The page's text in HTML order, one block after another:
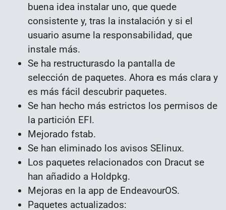
buena idea instalar uno, que quede
consistente y, tras la instalación y si el
usuario asume la responsabilidad, que
instale más.
Se ha restructurasdo la pantalla de
selección de paquetes. Ahora es más clara y
es más fácil descubrir paquetes.
Se han hecho más estrictos los permisos de
la partición EFI.
Mejorado fstab.
Se han eliminado los avisos SElinux.
Los paquetes relacionados con Dracut se
han añadido a Holdpkg.
Mejoras en la app de EndeavourOS.
Paquetes actualizados: